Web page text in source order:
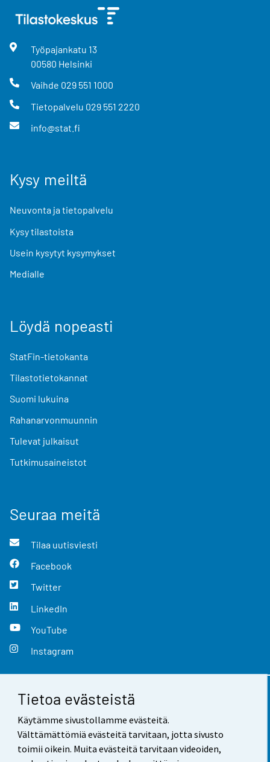
Tietoa evästeistä
Käytämme sivustollamme evästeitä.
Välttämättömiä evästeitä tarvitaan, jotta sivusto
toimii oikein. Muita evästeitä tarvitaan videoiden,
Työpajankatu 13
00580 Helsinki
Vaihde 029 551 1000
Tietopalvelu 029 551 2220
info@stat.fi
Kysy meiltä
Neuvonta ja tietopalvelu
Kysy tilastoista
Usein kysytyt kysymykset
Medialle
Löydä nopeasti
StatFin-tietokanta
Tilastotietokannat
Suomi lukuina
Rahanarvonmuunnin
Tulevat julkaisut
Tutkimusaineistot
Seuraa meitä
Tilaa uutisviesti
Facebook
Twitter
LinkedIn
YouTube
Instagram
Yhteystiedot
Palaute
Käyttöehdot